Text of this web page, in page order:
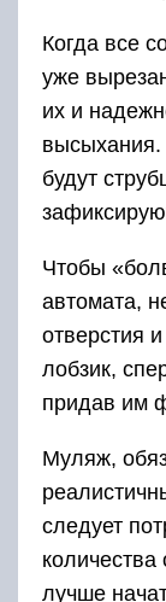
Когда все
уже
их и
высыхания.
будут
Чтобы
автомата,
отверстия
лобзик,
придав им
Муляж,
следует
лучше